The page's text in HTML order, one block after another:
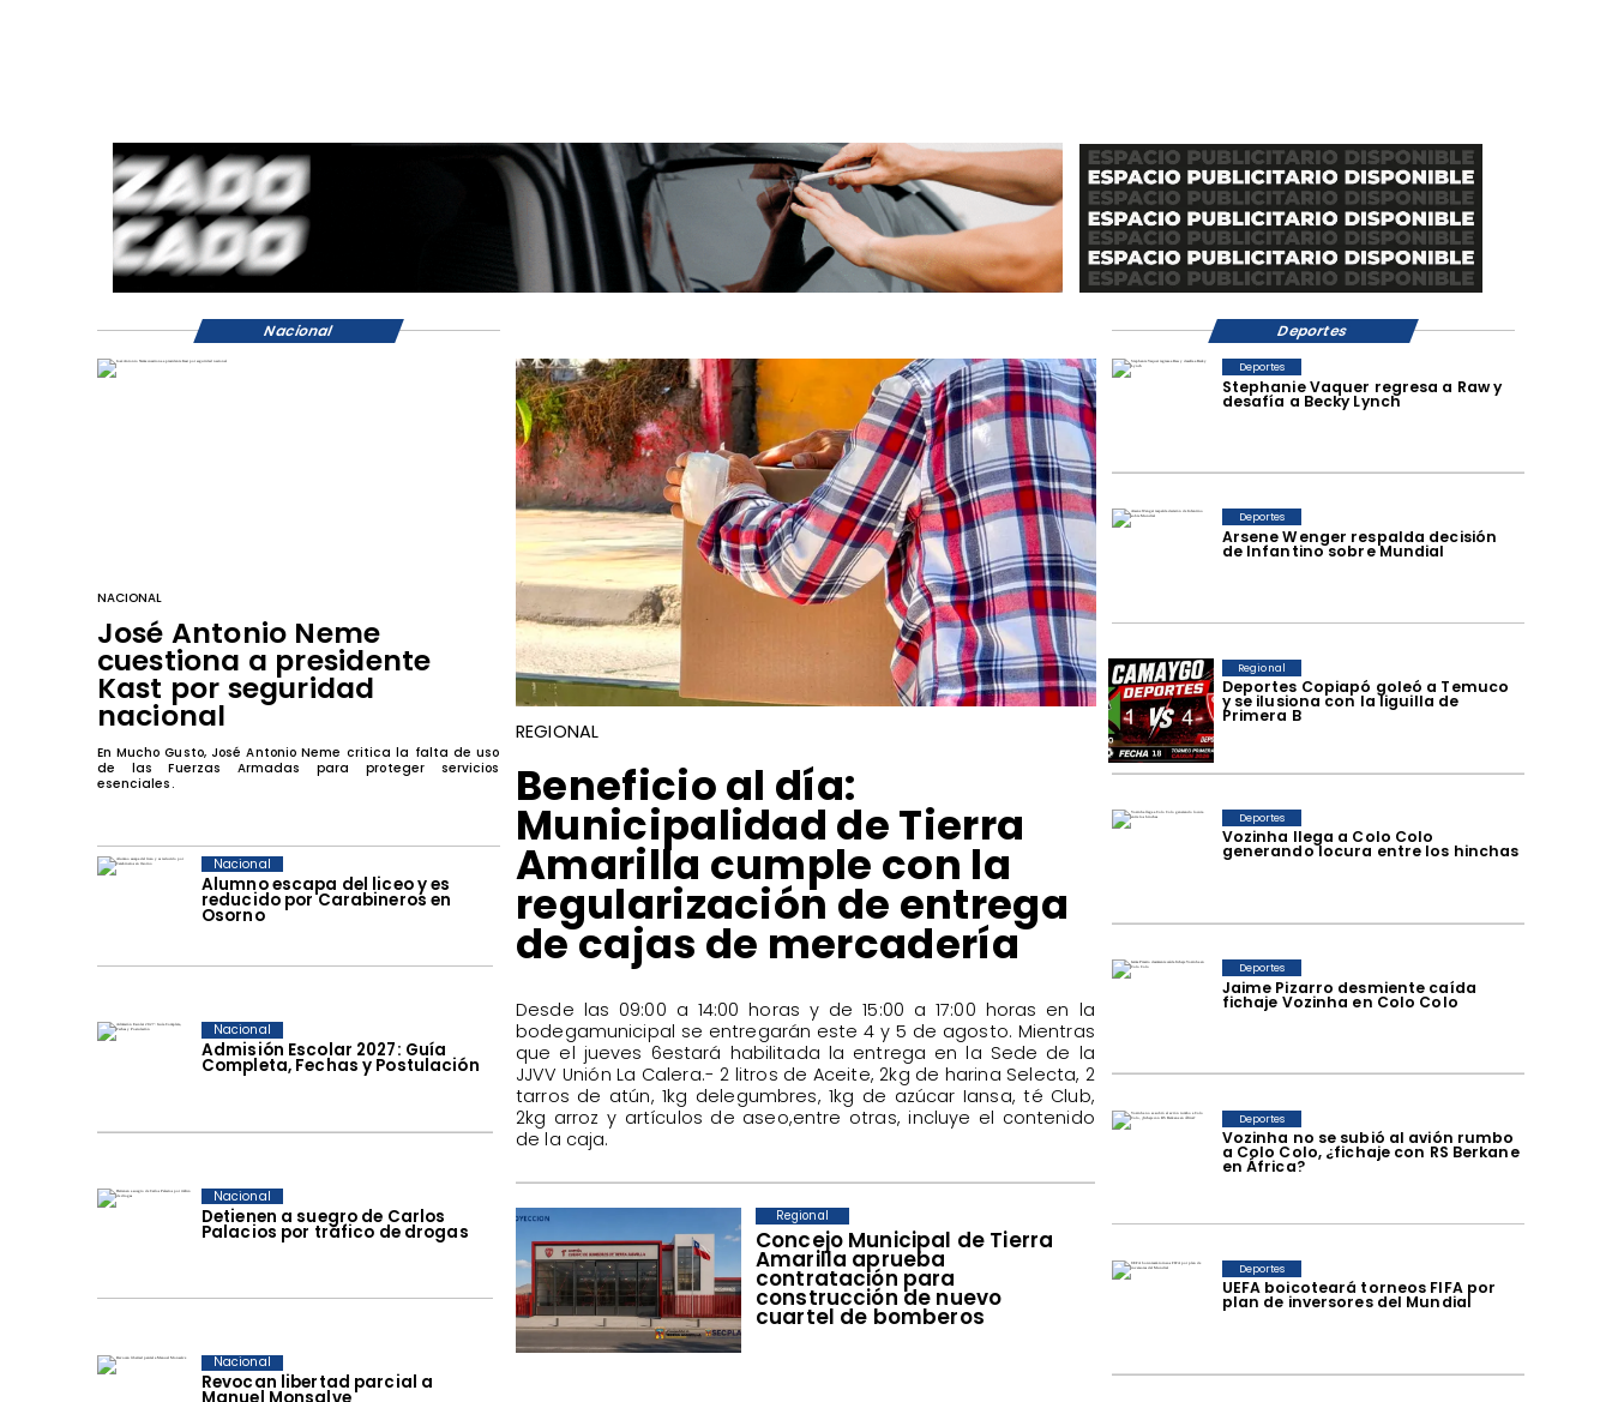
Stephanie Vaquer regresa a Raw y
desafía a Becky Lynch
Deportes
Arsene Wenger respalda decisión
de Infantino sobre Mundial
Deportes
Deportes Copiapó goleó a Temuco
y se ilusiona con la liguilla de
Primera B
Regional
Vozinha llega a Colo Colo
generando locura entre los hinchas
Deportes
Jaime Pizarro desmiente caída
fichaje Vozinha en Colo Colo
Deportes
Vozinha no se subió al avión rumbo
a Colo Colo, ¿fichaje con RS Berkane
en África?
Deportes
UEFA boicoteará torneos FIFA por
plan de inversores del Mundial
Deportes
Alumno escapa del liceo y es
reducido por Carabineros en
Osorno
Nacional
Admisión Escolar 2027: Guía
Completa, Fechas y Postulación
Nacional
Detienen a suegro de Carlos
Palacios por tráfico de drogas
Nacional
Revocan libertad parcial a
Nacional
Concejo Municipal de Tierra
Amarilla aprueba
contratación para
construcción de nuevo
cuartel de bomberos
Regional
NACIONAL
José Antonio Neme
cuestiona a presidente
Kast por seguridad
nacional
En Mucho Gusto, José Antonio Neme critica la falta de uso
de las Fuerzas Armadas para proteger servicios
esenciales.
REGIONAL
​Beneficio al día:
Municipalidad de Tierra
Amarilla cumple con la
regularización de entrega
de cajas de mercadería
​Desde las 09:00 a 14:00 horas y de 15:00 a 17:00 horas en la
bodegamunicipal se entregarán este 4 y 5 de agosto. Mientras
que el jueves 6estará habilitada la entrega en la Sede de la
JJVV Unión La Calera.- 2 litros de Aceite, 2kg de harina Selecta, 2
tarros de atún, 1kg delegumbres, 1kg de azúcar Iansa, té Club,
2kg arroz y artículos de aseo,entre otras, incluye el contenido
de la caja.
Nacional Deportes